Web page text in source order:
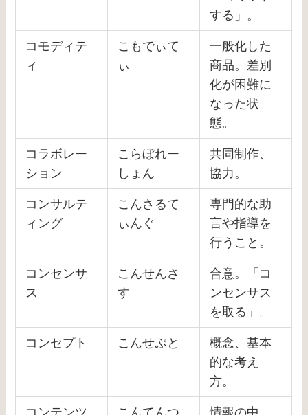
する」。
コモディテ
ィ
こもでぃて
ぃ
一般化した
商品。差別
化が困難に
なった状
態。
コラボレー
ション
こらぼれー
しょん
共同制作、
協力。
コンサルテ
ィング
こんさるて
ぃんぐ
専門的な助
言や指導を
行うこと。
コンセンサ
ス
こんせんさ
す
合意。「コ
ンセンサス
を取る」。
コンセプト こんせぷと
概念、基本
的な考え
方。